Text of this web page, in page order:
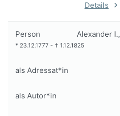
Details
Person Alexander I.,
* 23.12.1777 - † 1.12.1825
als Adressat*in
als Autor*in